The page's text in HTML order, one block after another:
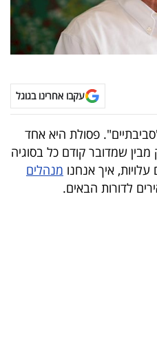
עקבו אחרינו בגוגל
פסולת היא אחד
שמדובר קודם כל בסוגיה
איך אנחנו מנהלים
לדורות הבאים.